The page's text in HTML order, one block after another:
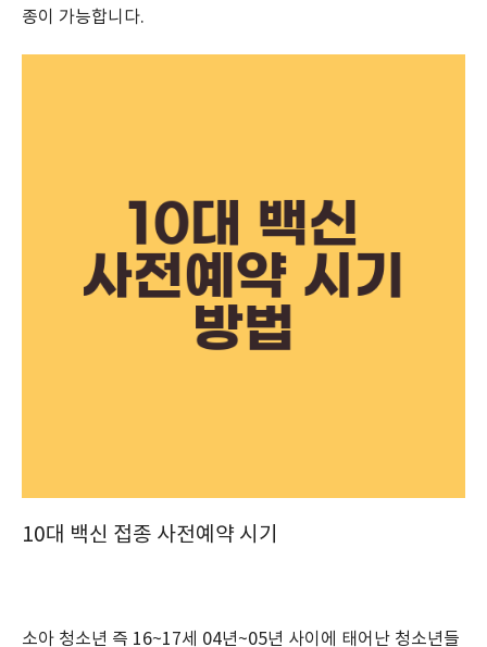
종이 가능합니다.
10대 백신 접종 사전예약 시기
소아 청소년 즉 16~17세 04년~05년 사이에 태어난 청소년들